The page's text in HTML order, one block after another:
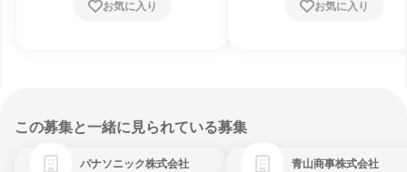
お気に入り お気に入り
この募集と一緒に見られている募集
パナソニック株式会社 青山商事株式会社